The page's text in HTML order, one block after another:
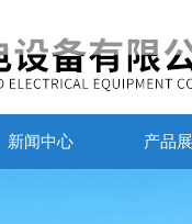
新闻中心 产品